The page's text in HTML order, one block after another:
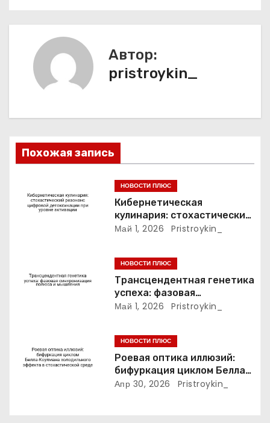
о
з
а
п
и
м
Автор:
pristroykin_
Похожая запись
НОВОСТИ ПЛЮС
Кибернетическая
кулинария: стохастический
резонанс цифровой
Май 1, 2026 Pristroykin_
НОВОСТИ ПЛЮС
Трансцендентная генетика
успеха: фазовая
синхронизация полюса и
Май 1, 2026 Pristroykin_
НОВОСТИ ПЛЮС
Роевая оптика иллюзий:
бифуркация циклом Белла-
Коулмана холодильного
Апр 30, 2026 Pristroykin_